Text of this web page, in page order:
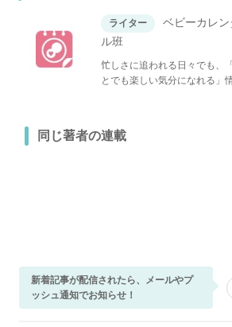
ライター
ベビーカレ
ル班
忙しさに追われる日々でも、
とでも楽しい気分になれる」
ピやグルメ、人気のショップ
ンテリア・収納、節約・マネ
します！
同じ著者の連載
新着記事が配信されたら、メールやプ
ッシュ通知でお知らせ！